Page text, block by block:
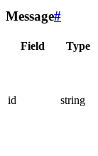
Message#
Field Type
id string